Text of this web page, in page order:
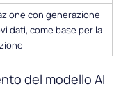
con generazione
dati, come base per la
del modello AI